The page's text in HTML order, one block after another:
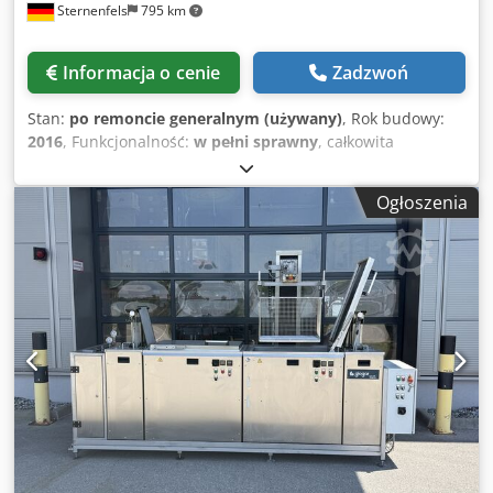
i innych materiałów eksploatacyjnych * Rok produkcji: 2016
mm * Regulator temperatury: eliwell ICPlus 902 * Timer
ultradźwiękowy: eliwell EWTS950 LX * Sterowanie: timer
poziom zbiornika, włączanie/wyłączanie ogrzewania,
włączanie/wyłączanie filtracji — * Długość wanny: ok. 190
cm * Szerokość wanny: ok. 190 cm * Głębokość wanny: ok.
50 cm * Wymiary transportowe (dł. x szer. x wys.): ok. 230 x
235 x 190 cm Dsdpfxszkufae Afnsck
Sternenfels 795 km
Informacja o cenie Zadzwoń
Stan: po remoncie generalnym (używany), Rok budowy:
2016, Funkcjonalność: w pełni sprawny, całkowita
, całkowita długość:
całkowita wysokość:2 500 mm, Wysokiej jakości urządzenie
do odtłuszczania i czyszczenia, oparte na PER Niniejsze
urządzenie to wysokiej jakości i wydajne urządzenie do
odtłuszczania i czyszczenia, oparte na perchloretylenie
(PER) ze standardowym rozmiarem kosza. Dzięki dwóm
zbiornikom wstępnym, zintegrowanemu czyszczeniu
ultradźwiękowemu i suszeniu próżniowemu, urządzenie
umożliwia bezpieczne, dokładne i szybkie odtłuszczanie
różnych elementów metalowych. Całkowicie wykonane ze
stali nierdzewnej rurociągi oraz wysokiej jakości
komponenty urządzenia gwarantują wysokie
bezpieczeństwo pracy i długą żywotność. Urządzenie
zostało profesjonalnie wyremontowane i jest gotowe do
natychmiastowego użycia. Inspekcja urządzenia w stanie
Ogłoszenia